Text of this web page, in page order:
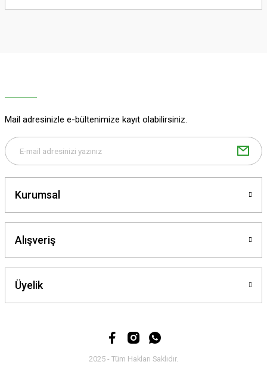
yetersiz gördüğünüz noktaları öneri formunu kullanarak tarafımıza
Bu ürüne benzer farklı alternatifler olmalı.
Mail adresinizle e-bültenimize kayıt olabilirsiniz.
Kurumsal
Alışveriş
Üyelik
2025 - Tüm Hakları Saklıdır.